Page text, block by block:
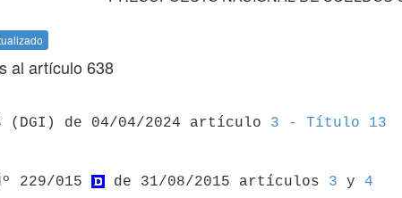
al artículo 638
(DGI) de 04/04/2024 artículo 3 - Título 13
229/015
de 31/08/2015 artículos 3 y 4